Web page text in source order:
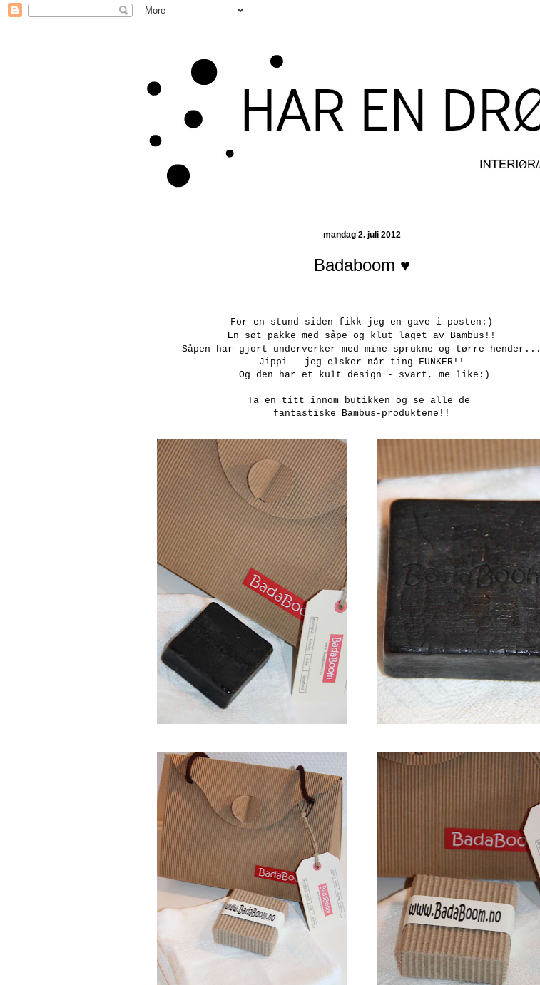
mandag 2. juli 2012
Badaboom ♥
For en stund siden fikk jeg en gave i posten:)
En søt pakke med såpe og klut laget av Bambus!!
Såpen har gjort underverker med mine sprukne og tørre hender...
Jippi - jeg elsker når ting FUNKER!!
Og den har et kult design - svart, me like:)
Ta en titt innom butikken og se alle de
fantastiske Bambus-produktene!!